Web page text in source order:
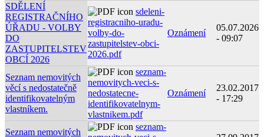
SDĚLENÍ
REGISTRAČNÍHO
ÚŘADU - VOLBY
DO
ZASTUPITELSTEV
OBCÍ 2026
sdeleni-
registracniho-uradu-
volby-do-
zastupitelstev-obci-
2026.pdf
Oznámení
05.07.2026
- 09:07
Seznam nemovitých
věcí s nedostatečně
identifikovatelným
vlastníkem.
seznam-
nemovitych-veci-s-
nedostatecne-
identifikovatelnym-
vlastnikem.pdf
Oznámení
23.02.2017
- 17:29
Seznam nemovitých
seznam-